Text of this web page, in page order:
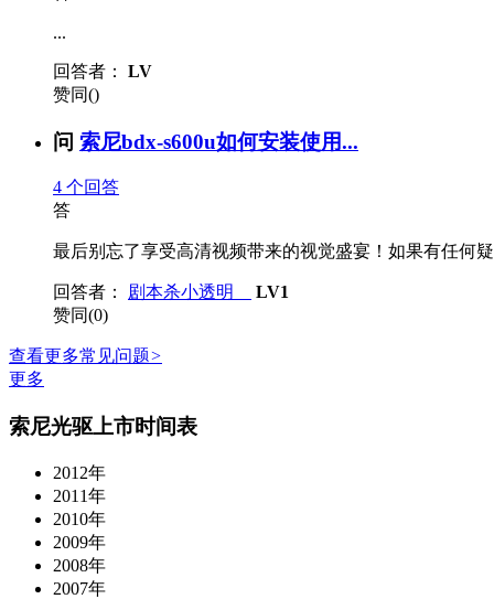
...
回答者：
LV
赞同()
问 索尼bdx-s600u如何安装使用...
4 个回答
答
最后别忘了享受高清视频带来的视觉盛宴！如果有任何
回答者： 剧本杀小透明
LV1
赞同(0)
查看更多常见问题>
更多
索尼光驱上市时间表
2012年
2011年
2010年
2009年
2008年
2007年